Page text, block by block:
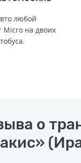
любой
Micro на двоих
о